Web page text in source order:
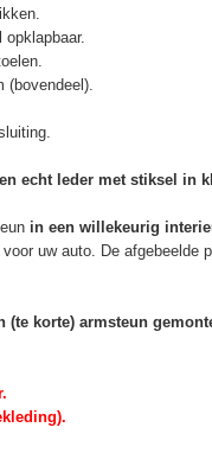
echt leder met stiksel in
in een willekeurig
uw auto. De afgebeelde
korte) armsteun